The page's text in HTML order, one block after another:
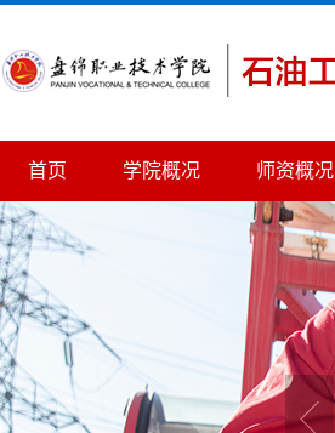
首页 学院概况 师资概况